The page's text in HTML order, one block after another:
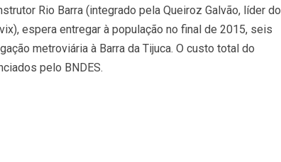
Rio Barra (integrado pela Queiroz Galvão, líder do
espera entregar à população no final de 2015, seis
metroviária à Barra da Tijuca. O custo total do
pelo BNDES.